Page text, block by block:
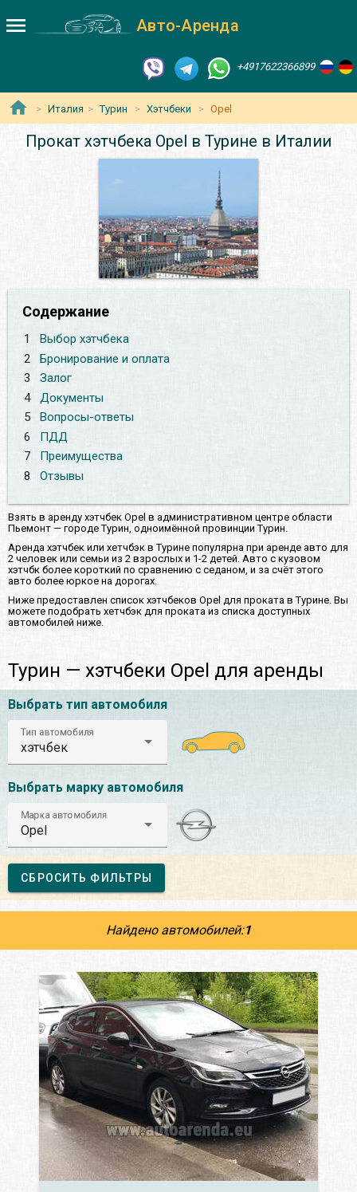
Авто-Аренда
+4917622366899
Италия Турин Хэтчбеки Opel
Прокат хэтчбека Opel в Турине в Италии
Содержание
1
Выбор хэтчбека
2
Бронирование и оплата
3
Залог
4
Документы
5
Вопросы-ответы
6
ПДД
7
Преимущества
8
Отзывы
Взять в аренду хэтчбек Opel в административном центре области
Пьемонт — городе Турин, одноимённой провинции Турин.
Аренда хэтчбек или хетчбэк в Турине популярна при аренде авто для
2 человек или семьи из 2 взрослых и 1-2 детей. Авто с кузовом
хэтчбк более короткий по сравнению с седаном, и за счёт этого
авто более юркое на дорогах.
Ниже предоставлен список хэтчбеков Opel для проката в Турине. Вы
можете подобрать хетчбэк для проката из списка доступных
автомобилей ниже.
Турин — хэтчбеки Opel для аренды
Выбрать тип автомобиля
Тип автомобиля
хэтчбек
Выбрать марку автомобиля
Марка автомобиля
Opel
СБРОСИТЬ ФИЛЬТРЫ
Найдено автомобилей:1